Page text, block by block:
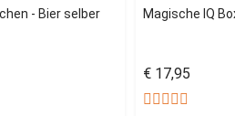
- Bier selber
Magische IQ
€ 17,95